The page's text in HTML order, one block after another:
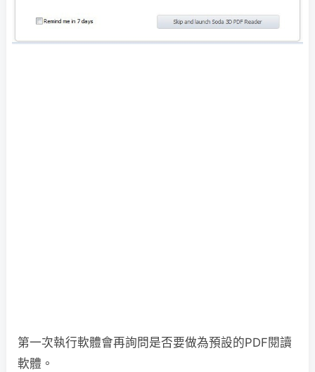
第一次執行軟體會再詢問是否要做為預設的PDF閱讀
軟體。